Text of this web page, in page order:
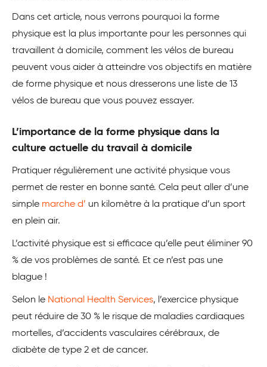
Dans cet article, nous verrons pourquoi la forme
physique est la plus importante pour les personnes qui
travaillent à domicile, comment les vélos de bureau
peuvent vous aider à atteindre vos objectifs en matière
de forme physique et nous dresserons une liste de 13
vélos de bureau que vous pouvez essayer.
L’importance de la forme physique dans la
culture actuelle du travail à domicile
Pratiquer régulièrement une activité physique vous
permet de rester en bonne santé. Cela peut aller d’une
simple marche d’ un kilomètre à la pratique d’un sport
en plein air.
L’activité physique est si efficace qu’elle peut éliminer 90
% de vos problèmes de santé. Et ce n’est pas une
blague !
Selon le National Health Services, l’exercice physique
peut réduire de 30 % le risque de maladies cardiaques
mortelles, d’accidents vasculaires cérébraux, de
diabète de type 2 et de cancer.